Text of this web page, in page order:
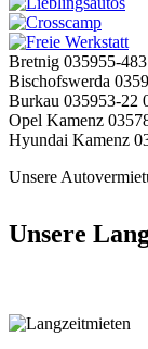
Bretnig 035955-
Bischofswerda
Burkau 035953-22
Opel Kamenz
Hyundai Kamenz
Unsere
Unsere